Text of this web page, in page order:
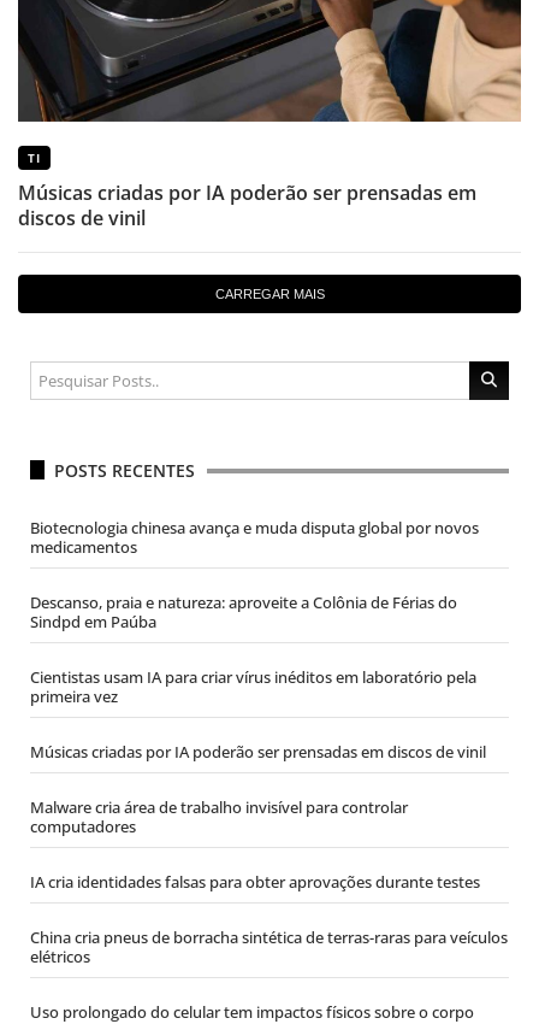
TI
Músicas criadas por IA poderão ser prensadas em
discos de vinil
CARREGAR MAIS
POSTS RECENTES
Biotecnologia chinesa avança e muda disputa global por novos
medicamentos
Descanso, praia e natureza: aproveite a Colônia de Férias do
Sindpd em Paúba
Cientistas usam IA para criar vírus inéditos em laboratório pela
primeira vez
Músicas criadas por IA poderão ser prensadas em discos de vinil
Malware cria área de trabalho invisível para controlar
computadores
IA cria identidades falsas para obter aprovações durante testes
China cria pneus de borracha sintética de terras-raras para veículos
elétricos
Uso prolongado do celular tem impactos físicos sobre o corpo